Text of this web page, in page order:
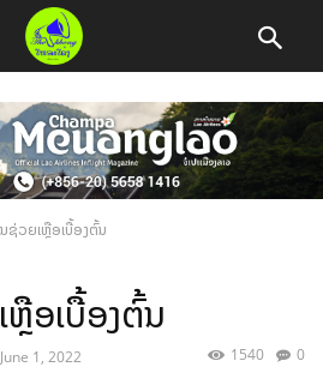
ຊ່ວຍເຫຼືອເບື້ອງຕົ້ນ
ອເບື້ອງຕົ້ນ
June 1, 2022 0
1540